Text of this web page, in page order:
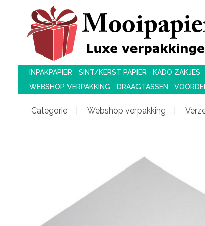
INPAKPAPIER SINT/KERST PAPIER KADO ZAKJES
WEBSHOP VERPAKKING
DRAAGTASSEN
Categorie Webshop verpakking